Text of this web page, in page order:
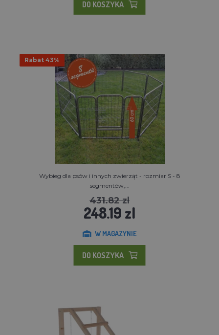
DO KOSZYKA
Rabat 43%
Wybieg dla psów i innych zwierząt - rozmiar S - 8
segmentów,...
431.82 zl
248.19 zl
W MAGAZYNIE
DO KOSZYKA